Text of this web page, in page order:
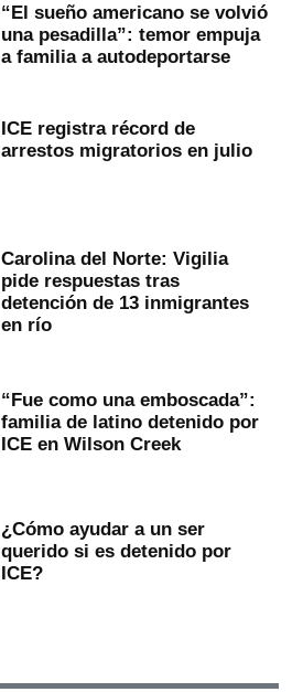
“El sueño americano se volvió
una pesadilla”: temor empuja
a familia a autodeportarse
ICE registra récord de
arrestos migratorios en julio
Carolina del Norte: Vigilia
pide respuestas tras
detención de 13 inmigrantes
en río
“Fue como una emboscada”:
familia de latino detenido por
ICE en Wilson Creek
¿Cómo ayudar a un ser
querido si es detenido por
ICE?